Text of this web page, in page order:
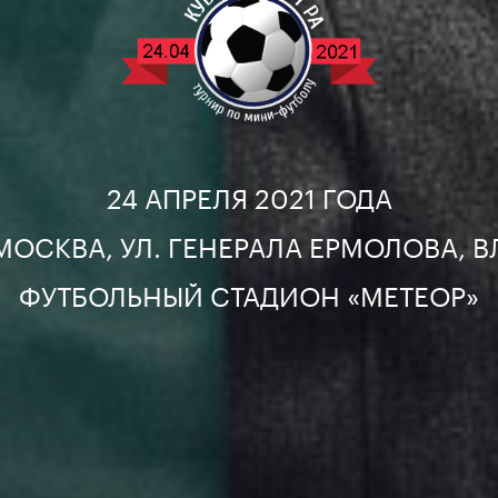
24 АПРЕЛЯ 2021 ГОДА
УЛ. ГЕНЕРАЛА ЕРМОЛОВА,
ФУТБОЛЬНЫЙ СТАДИОН «МЕТЕОР»